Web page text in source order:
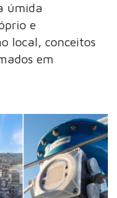
úmida
e
local, conceitos
em